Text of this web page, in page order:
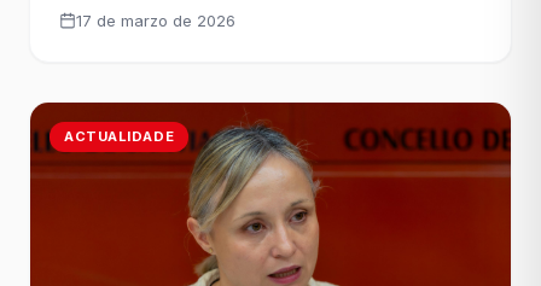
critica unha forma de gobernar baseada en decidir
Grupo Municipal [&hellip;]
17 de marzo de 2026
ACTUALIDADE